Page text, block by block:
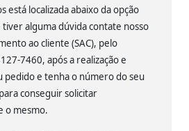
está localizada abaixo da opção
alguma dúvida contate nosso
ao cliente (SAC), pelo
7460, após a realização e
pedido e tenha o número do seu
conseguir solicitar
o mesmo.